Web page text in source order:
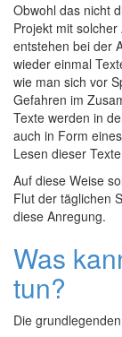
Obwohl das nicht
Projekt mit
entstehen bei der
wieder einmal
wie man sich vor
Gefahren im
Texte werden in
auch in Form eines
Lesen dieser
Auf diese Weise
Flut der täglichen
diese Anregung.
Was
tun?
Die